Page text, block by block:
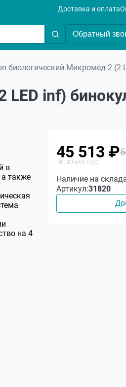
Доставка и оплата
Обратный
биологический Микромед 2 (2
LED inf)
в
а также
на 4
45 513 ₽
Наличие на
Артикул:31820